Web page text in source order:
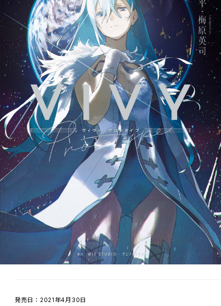
発売日：2021年4月30日
発売日：2021年5月31日
発売日：2021年6月30日
発売日：2021年7月30日
発売日：2021年8月10日
発売日：2022年4月7日